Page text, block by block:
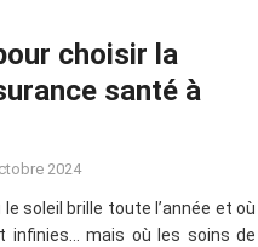
choisir la
santé à
2024
le soleil brille toute l’année et où
infinies… mais où les soins de